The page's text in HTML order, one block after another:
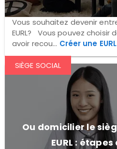
Vous souhaitez devenir
EURL? Vous pouvez choisir
avoir recou... Créer une
Ou domicilier le
EURL :
SIÈGE SOCIAL